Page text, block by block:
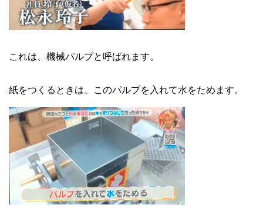
これは、機械パルプと呼ばれます。
紙をつくるときは、このパルプを入れて水をためます。